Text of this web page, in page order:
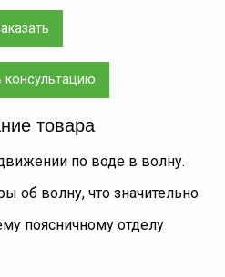
консультацию
товара
по воде в волну.
об волну, что значительно
поясничному отделу